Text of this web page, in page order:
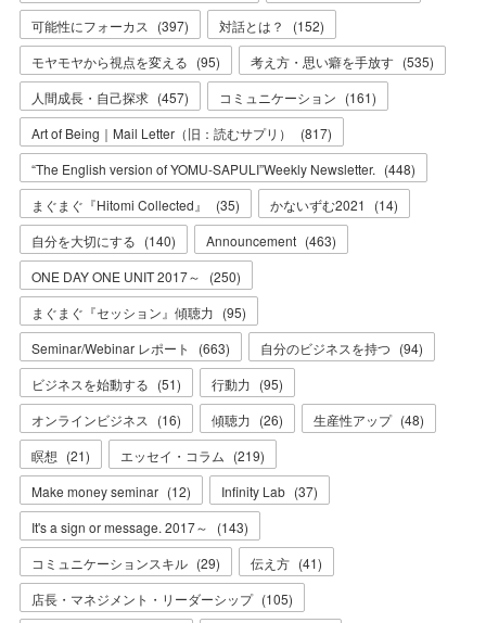
可能性にフォーカス
(397) 対話とは？ (152)
モヤモヤから視点を変える (95) 考え方・思い癖を手放す (535)
人間成長・自己探求 (457) コミュニケーション (161)
Art of Being｜Mail Letter（旧：読むサプリ）
(817)
“The English version of YOMU-SAPULI”Weekly Newsletter. (448)
まぐまぐ『Hitomi Collected』
(35) かないずむ2021 (14)
自分を大切にする (140) Announcement (463)
ONE DAY ONE UNIT 2017～
(250)
まぐまぐ『セッション』傾聴力 (95)
Seminar/Webinar レポート
(663) 自分のビジネスを持つ (94)
ビジネスを始動する (51) 行動力 (95)
オンラインビジネス
(16) 傾聴力 (26) 生産性アップ (48)
瞑想 (21) エッセイ・コラム (219)
Make money seminar (12) Infinity Lab (37)
It's a sign or message. 2017～
(143)
コミュニケーションスキル (29) 伝え方 (41)
店長・マネジメント・リーダーシップ (105)